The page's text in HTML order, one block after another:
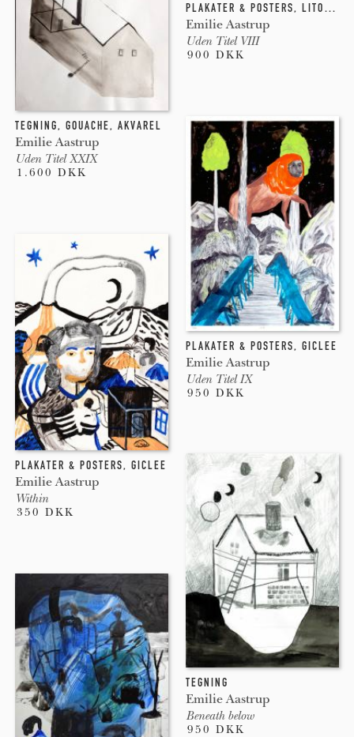
PLAKATER & POSTERS, LITOGRAFI
Emilie Aastrup
Uden Titel VIII
900 DKK
TEGNING, GOUACHE, AKVAREL
Emilie Aastrup
Uden Titel XXIX
1.600 DKK
PLAKATER & POSTERS, GICLEE
Emilie Aastrup
Uden Titel IX
950 DKK
PLAKATER & POSTERS, GICLEE
Emilie Aastrup
Within
350 DKK
TEGNING
Emilie Aastrup
Beneath below
950 DKK